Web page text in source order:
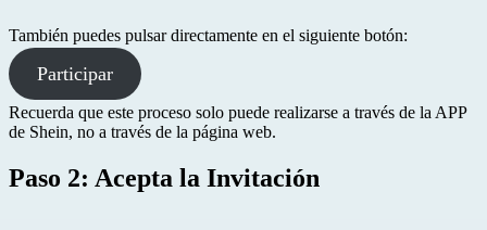
También puedes pulsar directamente en el siguiente botón:
Participar
Recuerda que este proceso solo puede realizarse a través de la APP
de Shein, no a través de la página web.
Paso 2: Acepta la Invitación